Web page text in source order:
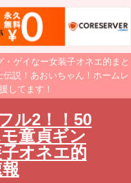
ゲイなー女装子オネエ的まと
説！あおいちゃん！ホームレ
してます！
ル2！！50
童貞ギン
オネエ的